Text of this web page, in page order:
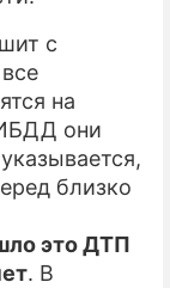
с
на
они
близко
это ДТП
. В